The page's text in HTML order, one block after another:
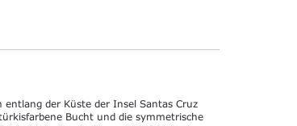
entlang der Küste der Insel Santas Cruz
Bucht und die symmetrische